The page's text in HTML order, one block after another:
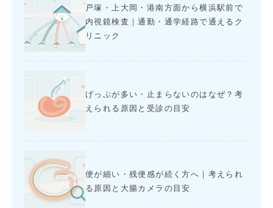
戸塚・上大岡・港南方面から横浜駅前で
内視鏡検査｜通勤・通学経路で通えるク
リニック
げっぷが多い・止まらないのはなぜ？考
えられる原因と受診の目安
便が細い・残便感が続く方へ｜考えられ
る原因と大腸カメラの目安